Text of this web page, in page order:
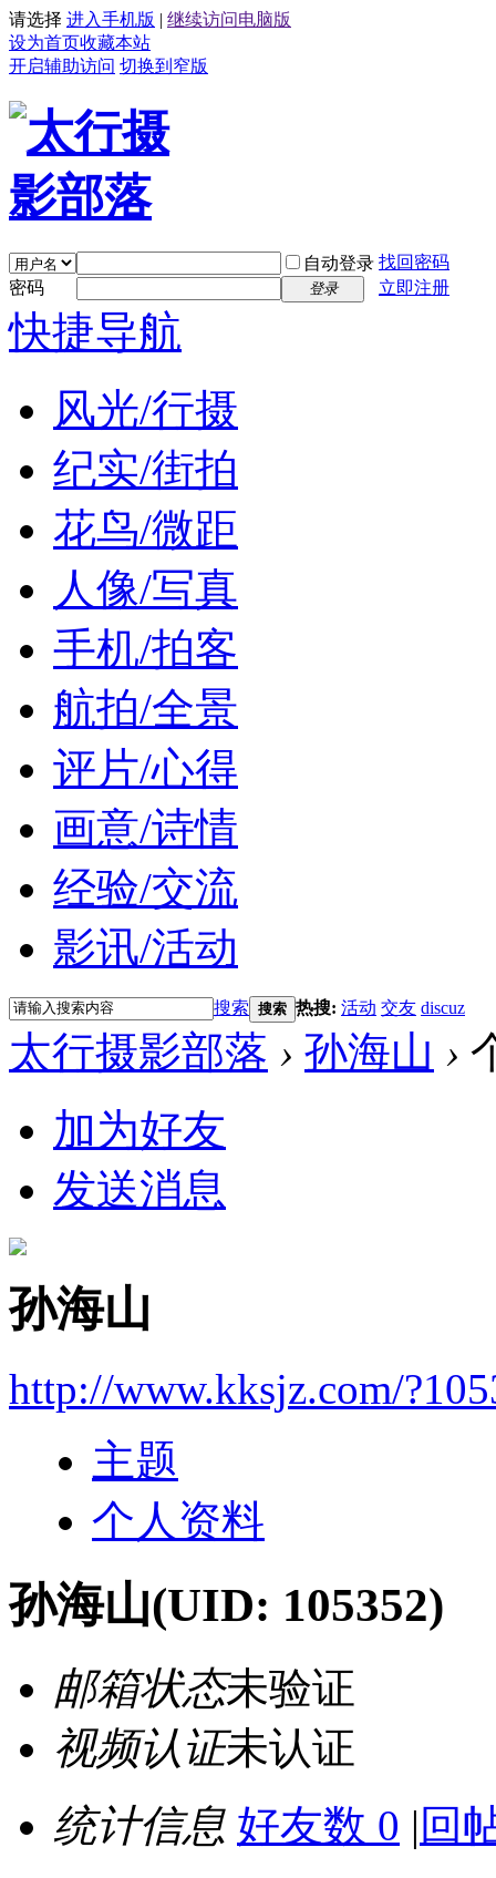
请选择 进入手机版 | 继续访问电脑版
设为首页收藏本站
开启辅助访问 切换到窄版
自动登录 找回密码
密码
登录 立即注册
快捷导航
风光/行摄
纪实/街拍
花鸟/微距
人像/写真
手机/拍客
航拍/全景
评片/心得
画意/诗情
经验/交流
影讯/活动
搜索 搜索 热搜: 活动 交友 discuz
太行摄影部落 › 孙海山 ›
加为好友
发送消息
孙海山
http://www.kksjz.com/
主题
个人资料
孙海山(UID: 105352)
邮箱状态未验证
视频认证未认证
统计信息 好友数 0 | 回